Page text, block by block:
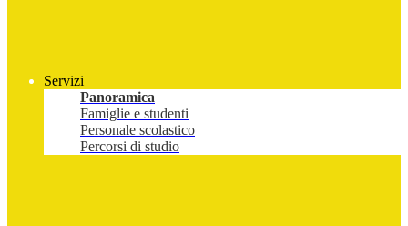
Servizi
Panoramica
Famiglie e studenti
Personale scolastico
Percorsi di studio